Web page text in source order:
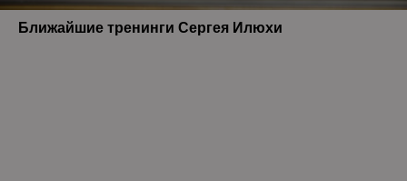
Ближайшие тренинги Сергея Илюхи